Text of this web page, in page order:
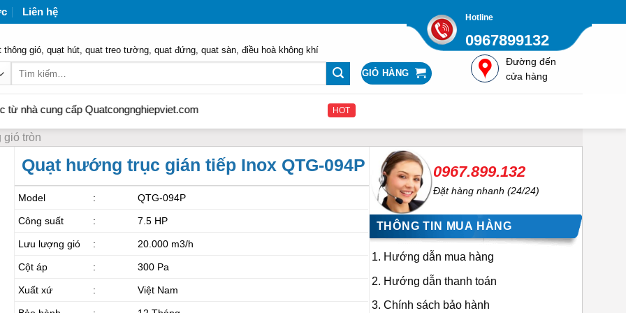
Liên hệ Hotline
0967899132
thông gió, quạt hút, quat treo tường, quat đứng, quat sàn, điều hoà không khí
GIỎ HÀNG
Đường đến
cửa hàng
cấp Quatcongnghiepviet.com HOT
gió tròn
Quạt hướng trục gián tiếp Inox QTG-094P
Model : QTG-094P
Công suất : 7.5 HP
Lưu lượng gió : 20.000 m3/h
Cột áp : 300 Pa
Xuất xứ : Việt Nam
0967.899.132
Đặt hàng nhanh (24/24)
THÔNG TIN MUA HÀNG
Hướng dẫn mua hàng
Hướng dẫn thanh toán
Chính sách bảo hành